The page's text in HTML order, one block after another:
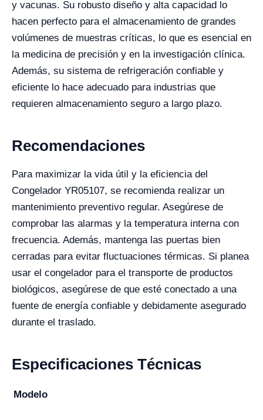
y vacunas. Su robusto diseño y alta capacidad lo
hacen perfecto para el almacenamiento de grandes
volúmenes de muestras críticas, lo que es esencial en
la medicina de precisión y en la investigación clínica.
Además, su sistema de refrigeración confiable y
eficiente lo hace adecuado para industrias que
requieren almacenamiento seguro a largo plazo.
Recomendaciones
Para maximizar la vida útil y la eficiencia del
Congelador YR05107, se recomienda realizar un
mantenimiento preventivo regular. Asegúrese de
comprobar las alarmas y la temperatura interna con
frecuencia. Además, mantenga las puertas bien
cerradas para evitar fluctuaciones térmicas. Si planea
usar el congelador para el transporte de productos
biológicos, asegúrese de que esté conectado a una
fuente de energía confiable y debidamente asegurado
durante el traslado.
Especificaciones Técnicas
Modelo